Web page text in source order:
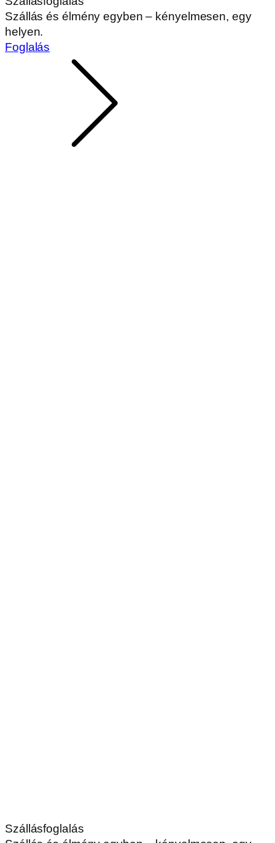
Szállás és élmény egyben – kényelmesen, egy
helyen.
Foglalás
Szállásfoglalás